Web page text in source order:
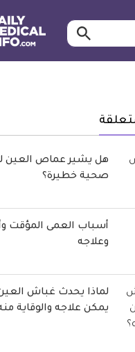
ابحث…
هل يشير عماص العين
صحية خطيرة؟
أسباب العمى المؤقت
وعلاجه
لماذا يحدث غباش
يمكن علاجه والوقاية